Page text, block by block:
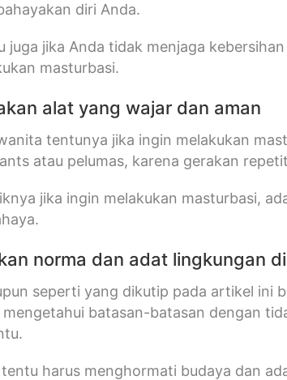
diri Anda.
juga jika Anda tidak menjaga
masturbasi.
alat yang wajar dan aman
tentunya jika ingin melakukan
atau pelumas, karena gerakan
jika ingin melakukan masturbasi,
norma dan adat lingkungan
seperti yang dikutip pada artikel ini
mengetahui batasan-batasan dengan
harus menghormati budaya dan